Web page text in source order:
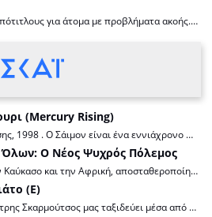
Το πρόγραμμα διατίθεται με υπότιτλους για άτομα με προβλήματα ακοής. Οι «Εικόνες» με τον Τάσο Δούση στο OPEN. Η εκπομπή μας ταξιδεύει σε λαμπερές πόλεις, σε ερήμους, σε τόπους μαγικούς... Ο παρουσιαστής Τάσος Δούσης συνδυάζει το ταξίδι με το ρεπορτάζ και μας παρουσιάζει τον τρόπο ζωής κάθε χώρας, την κουλτούρα, τη γνωστή αλλά και την άγνωστη ιστορία της.
(Mercury Rising)
Ξένη ταινία, αστυνομική, δράσης, 1998 . Ο Σάιμον είναι ένα εννιάχρονο παιδί με αυτισμό, που κατόρθωσε να σπάσει έναν άκρως απόρρητο κώδικα κρυπτογράφησης της κυβέρνησης των ΗΠΑ. Ο διοικητής της υπηρεσίας εθνικής ασφάλειας διατάζει την εκτέλεση του παιδιού, καθώς το θεωρεί επικίνδυνο για την ασφάλεια των ΗΠΑ, ειδικά εάν βρεθεί στα χέρια εχθρών του κράτους. Ο υποβαθμισμένος όμως πράκτορας του FBI Αρτ Τζέφρις θα βρει τον μικρό Σάιμον και θα τον πάρει υπό την προστασία του. Πρωταγωνιστούν: Μπρους Γουίλις, Άλεκ Μπάλντουιν, Τσι ΜακΜπράιντ, Κιμ Ντίκενς, Ρόμπερτ Στάντον. Σενάριο: Λόρενς Κόνερ, Μαρκ Ρόσενταλ. Σκηνοθεσία: Χάρολντ Μπέκερ .
Όλων: O Νέος Ψυχρός Πόλεμος
Ντοκιμαντέρ. Επιστροφή στον Καύκασο και την Αφρική, αποσταθεροποίηση της Ουκρανίας, κατάκτηση της Κριμαίας, ανάμειξη στη Μέση Ανατολή: η εξωτερική πολιτική του Vladimir Putin τα τελευταία 15 χρόνια έχει δημιουργήσει μεγάλες αναταραχές στη γεωπολιτική σκακιέρα. Διπλωμάτες, δημοσιογράφοι και πολιτικοί επιστήμονες αναλύουν και αποκρυπτογραφούν τα κίνητρα πίσω από τις κινήσεις του Putin και επιχειρούν να προβλέψουν πού θα καταλήξει αυτός ο νέος Ψυχρός Πόλεμος.
(Ε)
Ψυχαγωγική εκπομπή. Ο Δημήτρης Σκαρμούτσος μας ταξιδεύει μέσα από τον ΣΚΑΪ στις γειτονιές της Ελλάδας και μας συστήνει μαγαζιά και γεύσεις! Μικρές περιηγήσεις μέσα στις πόλεις, γεμάτες από γαστρονομικές στάσεις και ανθρώπινες ιστορίες που αξίζουν να ακουστούν. Σε κάθε επεισόδιο και δύο πρωτότυπες συνταγές που φέρνουν τις Γειτονιές στο Πιάτο.